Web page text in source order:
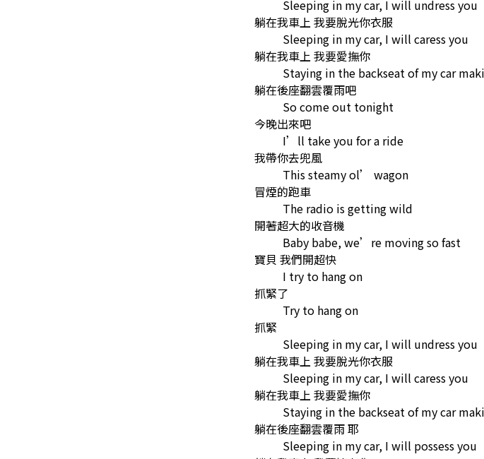
Sleeping in my car, I will undress you
躺在我車上 我要脫光你衣服
Sleeping in my car, I will caress you
躺在我車上 我要愛撫你
Staying in the backseat of my car
躺在後座翻雲覆雨吧
So come out tonight
今晚出來吧
I’ll take you for a ride
我帶你去兜風
This steamy ol’ wagon
冒煙的跑車
The radio is getting wild
開著超大的收音機
Baby babe, we’re moving so fast
寶貝 我們開超快
I try to hang on
抓緊了
Try to hang on
抓緊
Sleeping in my car, I will undress you
躺在我車上 我要脫光你衣服
Sleeping in my car, I will caress you
躺在我車上 我要愛撫你
Staying in the backseat of my car
躺在後座翻雲覆雨 耶
Sleeping in my car, I will possess you